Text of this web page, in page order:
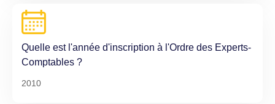
Quelle est l'année d'inscription à l'Ordre des Experts-
Comptables ?
2010